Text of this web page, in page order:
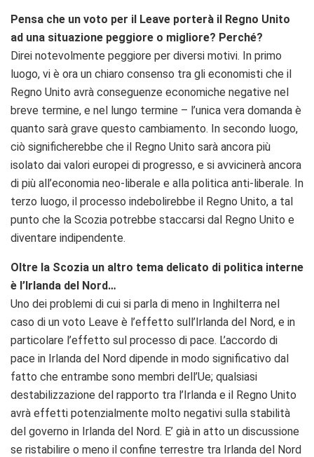
Pensa che un voto per il Leave porterà il Regno Unito
ad una situazione peggiore o migliore? Perché?
Direi notevolmente peggiore per diversi motivi. In primo
luogo, vi è ora un chiaro consenso tra gli economisti che il
Regno Unito avrà conseguenze economiche negative nel
breve termine, e nel lungo termine – l’unica vera domanda è
quanto sarà grave questo cambiamento. In secondo luogo,
ciò significherebbe che il Regno Unito sarà ancora più
isolato dai valori europei di progresso, e si avvicinerà ancora
di più all’economia neo-liberale e alla politica anti-liberale. In
terzo luogo, il processo indebolirebbe il Regno Unito, a tal
punto che la Scozia potrebbe staccarsi dal Regno Unito e
diventare indipendente.
Oltre la Scozia un altro tema delicato di politica interne
è l’Irlanda del Nord…
Uno dei problemi di cui si parla di meno in Inghilterra nel
caso di un voto Leave è l’effetto sull’Irlanda del Nord, e in
particolare l’effetto sul processo di pace. L’accordo di
pace in Irlanda del Nord dipende in modo significativo dal
fatto che entrambe sono membri dell’Ue; qualsiasi
destabilizzazione del rapporto tra l’Irlanda e il Regno Unito
avrà effetti potenzialmente molto negativi sulla stabilità
del governo in Irlanda del Nord. E’ già in atto un discussione
se ristabilire o meno il confine terrestre tra Irlanda del Nord